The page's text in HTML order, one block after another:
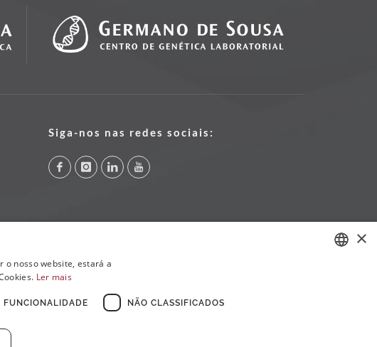
Siga-nos nas redes sociais:
×
o nosso website, estará a
Ler mais
FUNCIONALIDADE NÃO CLASSIFICADOS